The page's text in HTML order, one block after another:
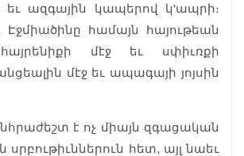
եւ ազգային կապերով կ'ապրի։
Էջմիածինը համայն հայութեան
մէջ եւ սփիւռքի
մէջ եւ ապագայի յոյսին
է ոչ միայն զգացական
հետ, այլ նաեւ